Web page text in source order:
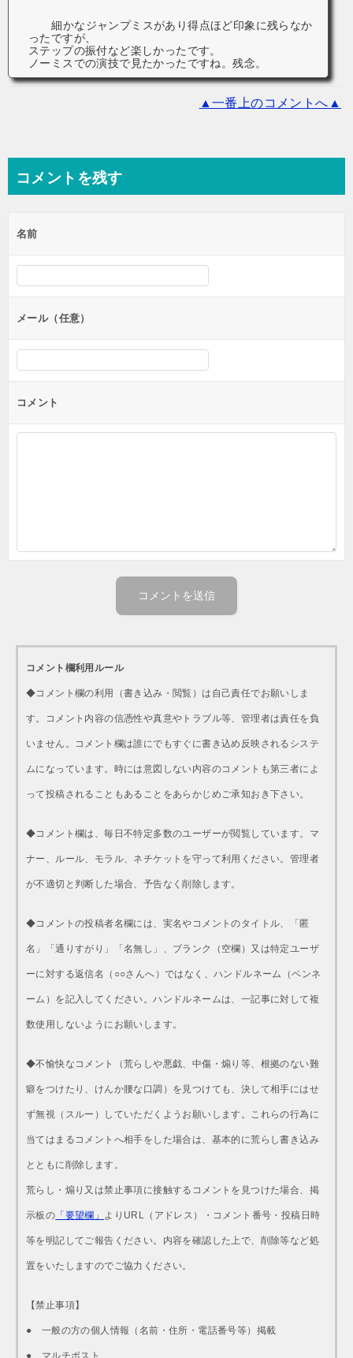
細かなジャンプミスがあり得点ほど印象に残らなか
ったですが、
ステップの振付など楽しかったです。
ノーミスでの演技で見たかったですね。残念。
▲一番上のコメントへ▲
コメントを残す
名前
メール（任意）
コメント
コメント欄利用ルール
◆コメント欄の利用（書き込み・閲覧）は自己責任でお願いしま
す。コメント内容の信憑性や真意やトラブル等、管理者は責任を負
いません。コメント欄は誰にでもすぐに書き込め反映されるシステ
ムになっています。時には意図しない内容のコメントも第三者によ
って投稿されることもあることをあらかじめご承知おき下さい。
◆コメント欄は、毎日不特定多数のユーザーが閲覧しています。マ
ナー、ルール、モラル、ネチケットを守って利用ください。管理者
が不適切と判断した場合、予告なく削除します。
◆コメントの投稿者名欄には、実名やコメントのタイトル、「匿
名」「通りすがり」「名無し」、ブランク（空欄）又は特定ユーザ
ーに対する返信名（○○さんへ）ではなく、ハンドルネーム（ペンネ
ーム）を記入してください。ハンドルネームは、一記事に対して複
数使用しないようにお願いします。
◆不愉快なコメント（荒らしや悪戯、中傷・煽り等、根拠のない難
癖をつけたり、けんか腰な口調）を見つけても、決して相手にはせ
ず無視（スルー）していただくようお願いします。これらの行為に
当てはまるコメントへ相手をした場合は、基本的に荒らし書き込み
とともに削除します。
荒らし・煽り又は禁止事項に接触するコメントを見つけた場合、掲
示板の 「要望欄」 よりURL（アドレス）・コメント番号・投稿日時
等を明記してご報告ください。内容を確認した上で、削除等など処
置をいたしますのでご協力ください。
【禁止事項】
● 一般の方の個人情報（名前・住所・電話番号等）掲載
● マルチポスト